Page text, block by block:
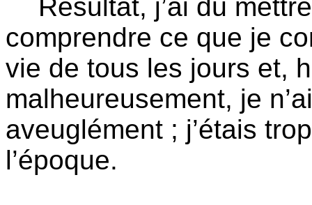
Résultat, j’ai dû
comprendre ce que je
vie de tous les jours et,
malheureusement, je
aveuglément ; j’étais
l’époque.